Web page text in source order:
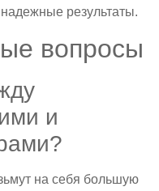
результаты.
вопросы
и
на себя большую